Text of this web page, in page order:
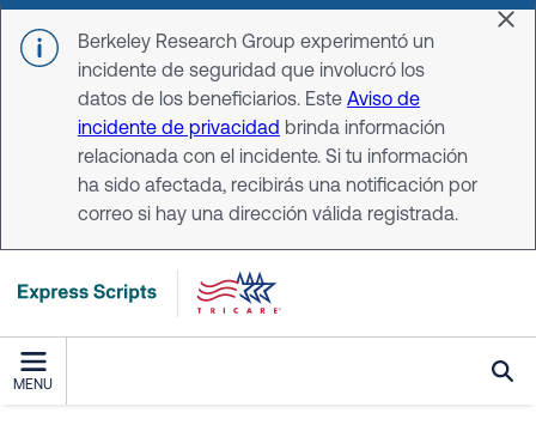
Skip to main content
Berkeley Research Group experimentó un
incidente de seguridad que involucró los
datos de los beneficiarios. Este Aviso de
incidente de privacidad brinda información
relacionada con el incidente. Si tu información
ha sido afectada, recibirás una notificación por
correo si hay una dirección válida registrada.
MENU